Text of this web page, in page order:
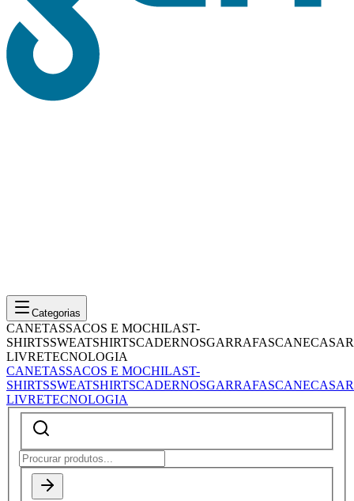
Categorias
CANETASSACOS E MOCHILAST-
SHIRTSSWEATSHIRTSCADERNOSGARRAFASCANECASAR
LIVRETECNOLOGIA
CANETASSACOS E MOCHILAST-
SHIRTSSWEATSHIRTSCADERNOSGARRAFASCANECASAR
LIVRETECNOLOGIA